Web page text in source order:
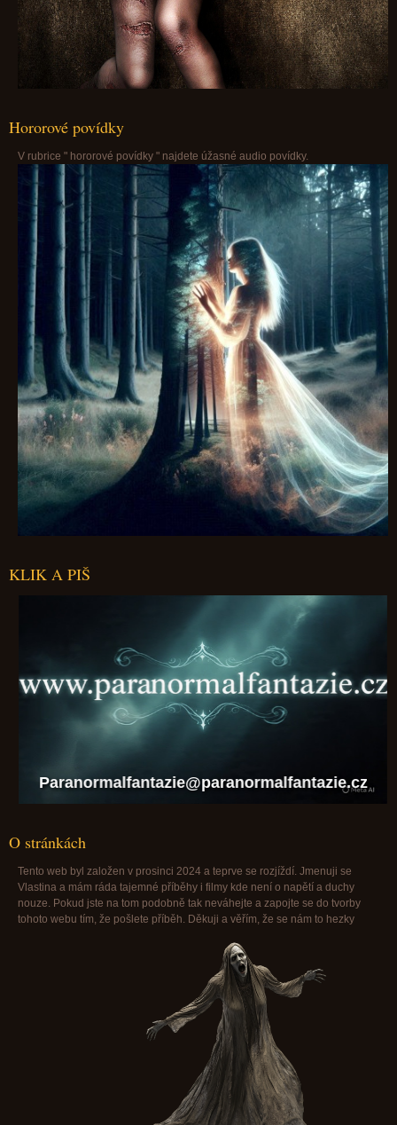
Hororové povídky
V rubrice " hororové povídky " najdete úžasné audio povídky.
KLIK A PIŠ
Paranormalfantazie@paranormalfantazie.cz
O stránkách
Tento web byl založen v prosinci 2024 a teprve se rozjíždí. Jmenuji se
Vlastina a mám ráda tajemné příběhy i filmy kde není o napětí a duchy
nouze. Pokud jste na tom podobně tak neváhejte a zapojte se do tvorby
tohoto webu tím, že pošlete příběh. Děkuji a věřím, že se nám to hezky